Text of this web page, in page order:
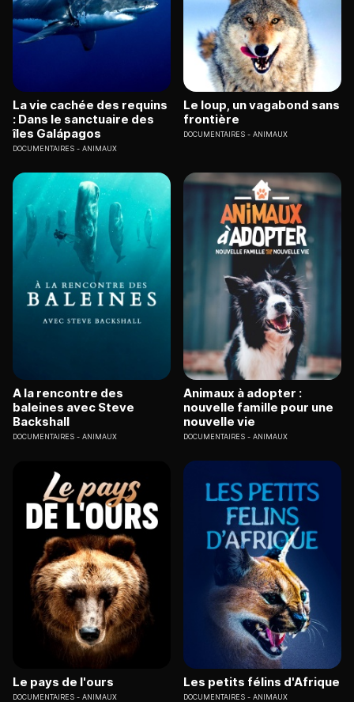
La vie cachée des requins
: Dans le sanctuaire des
îles Galápagos
DOCUMENTAIRES ANIMAUX
Le loup, un vagabond sans
frontière
DOCUMENTAIRES ANIMAUX
A la rencontre des
baleines avec Steve
Backshall
DOCUMENTAIRES ANIMAUX
Animaux à adopter :
nouvelle famille pour une
nouvelle vie
DOCUMENTAIRES ANIMAUX
Le pays de l'ours
DOCUMENTAIRES ANIMAUX
Les petits félins d'Afrique
DOCUMENTAIRES ANIMAUX